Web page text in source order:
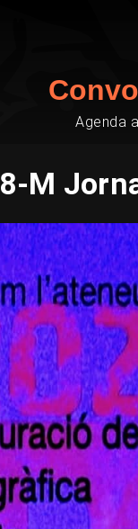
Agenda
8-M